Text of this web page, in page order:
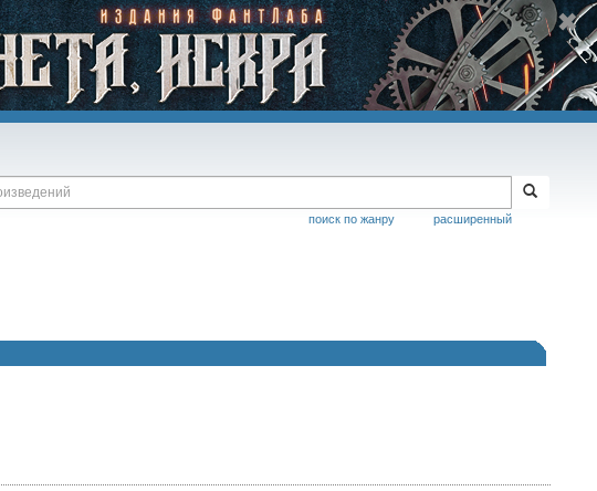
расширенный
поиск по жанру